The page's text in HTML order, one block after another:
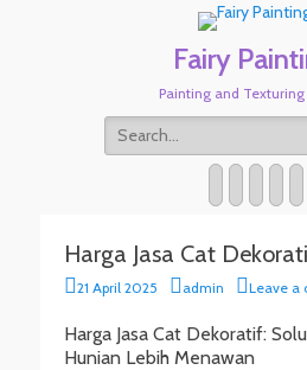
Fairy
Painting and Texturing
Search
for:
Harga Jasa Cat
Posted
21 April 2025 Author
admin Leave a
Harga Jasa Cat Dekoratif:
Hunian Lebih Menawan